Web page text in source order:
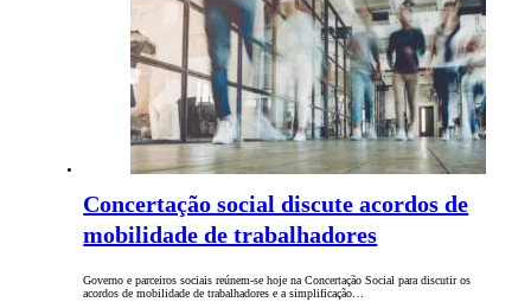
Concertação social discute acordos de
mobilidade de trabalhadores
Governo e parceiros sociais reúnem-se hoje na Concertação Social para discutir os
acordos de mobilidade de trabalhadores e a simplificação…